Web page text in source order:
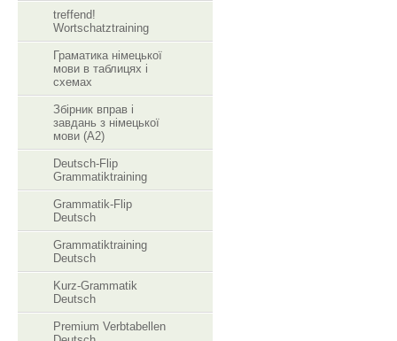
treffend!
Wortschatztraining
Граматика німецької
мови в таблицях і
схемах
Збірник вправ і
завдань з німецької
мови (А2)
Deutsch-Flip
Grammatiktraining
Grammatik-Flip
Deutsch
Grammatiktraining
Deutsch
Kurz-Grammatik
Deutsch
Premium Verbtabellen